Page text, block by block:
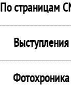
По страницам
Выступления
Фотохроника